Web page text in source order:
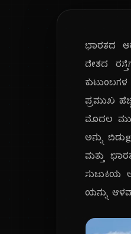
ಭಾರತದ
ದೇಶದ
ಪ್ರಮುಖ
ಮೊದಲ
ಅನ್ನು
ಮತ್ತು
ಸುಜುಕಿಯ
ಯನ್ನು